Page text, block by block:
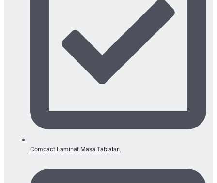
Compact Laminat Masa Tablaları